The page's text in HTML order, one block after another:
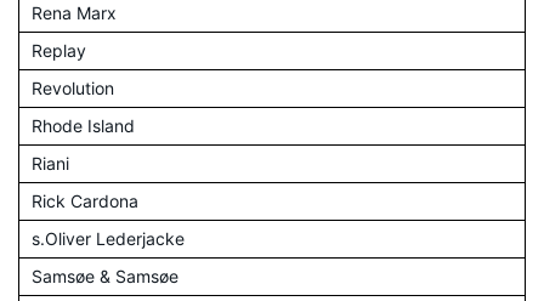
Rena Marx
Replay
Revolution
Rhode Island
Riani
Rick Cardona
s.Oliver Lederjacke
Samsøe & Samsøe